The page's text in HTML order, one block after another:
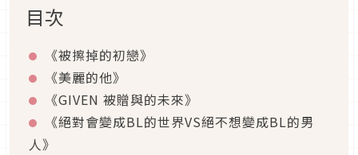
目次
《被擦掉的初戀》
《美麗的他》
《GIVEN 被贈與的未來》
《絕對會變成BL的世界VS絕不想變成BL的男
人》